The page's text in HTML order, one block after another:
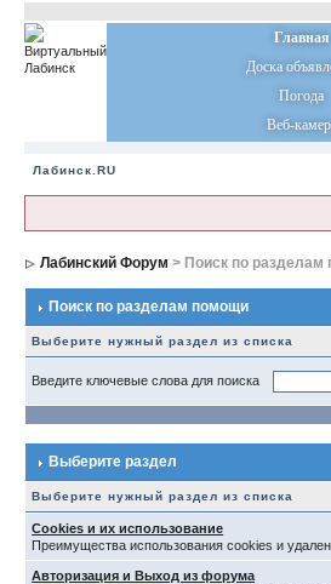
Главная
Доска
Погода
Веб-
Лабинск.RU
Лабинский Форум > Поиск по разделам
Поиск по разделам помощи
Выберите нужный раздел из списка
Введите ключевые слова для поиска
Выберите раздел
Выберите нужный раздел из списка
Cookies и их использование
Преимущества использования cookies и
Авторизация и Выход из форума